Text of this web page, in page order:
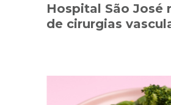
Hospital São José
de cirurgias